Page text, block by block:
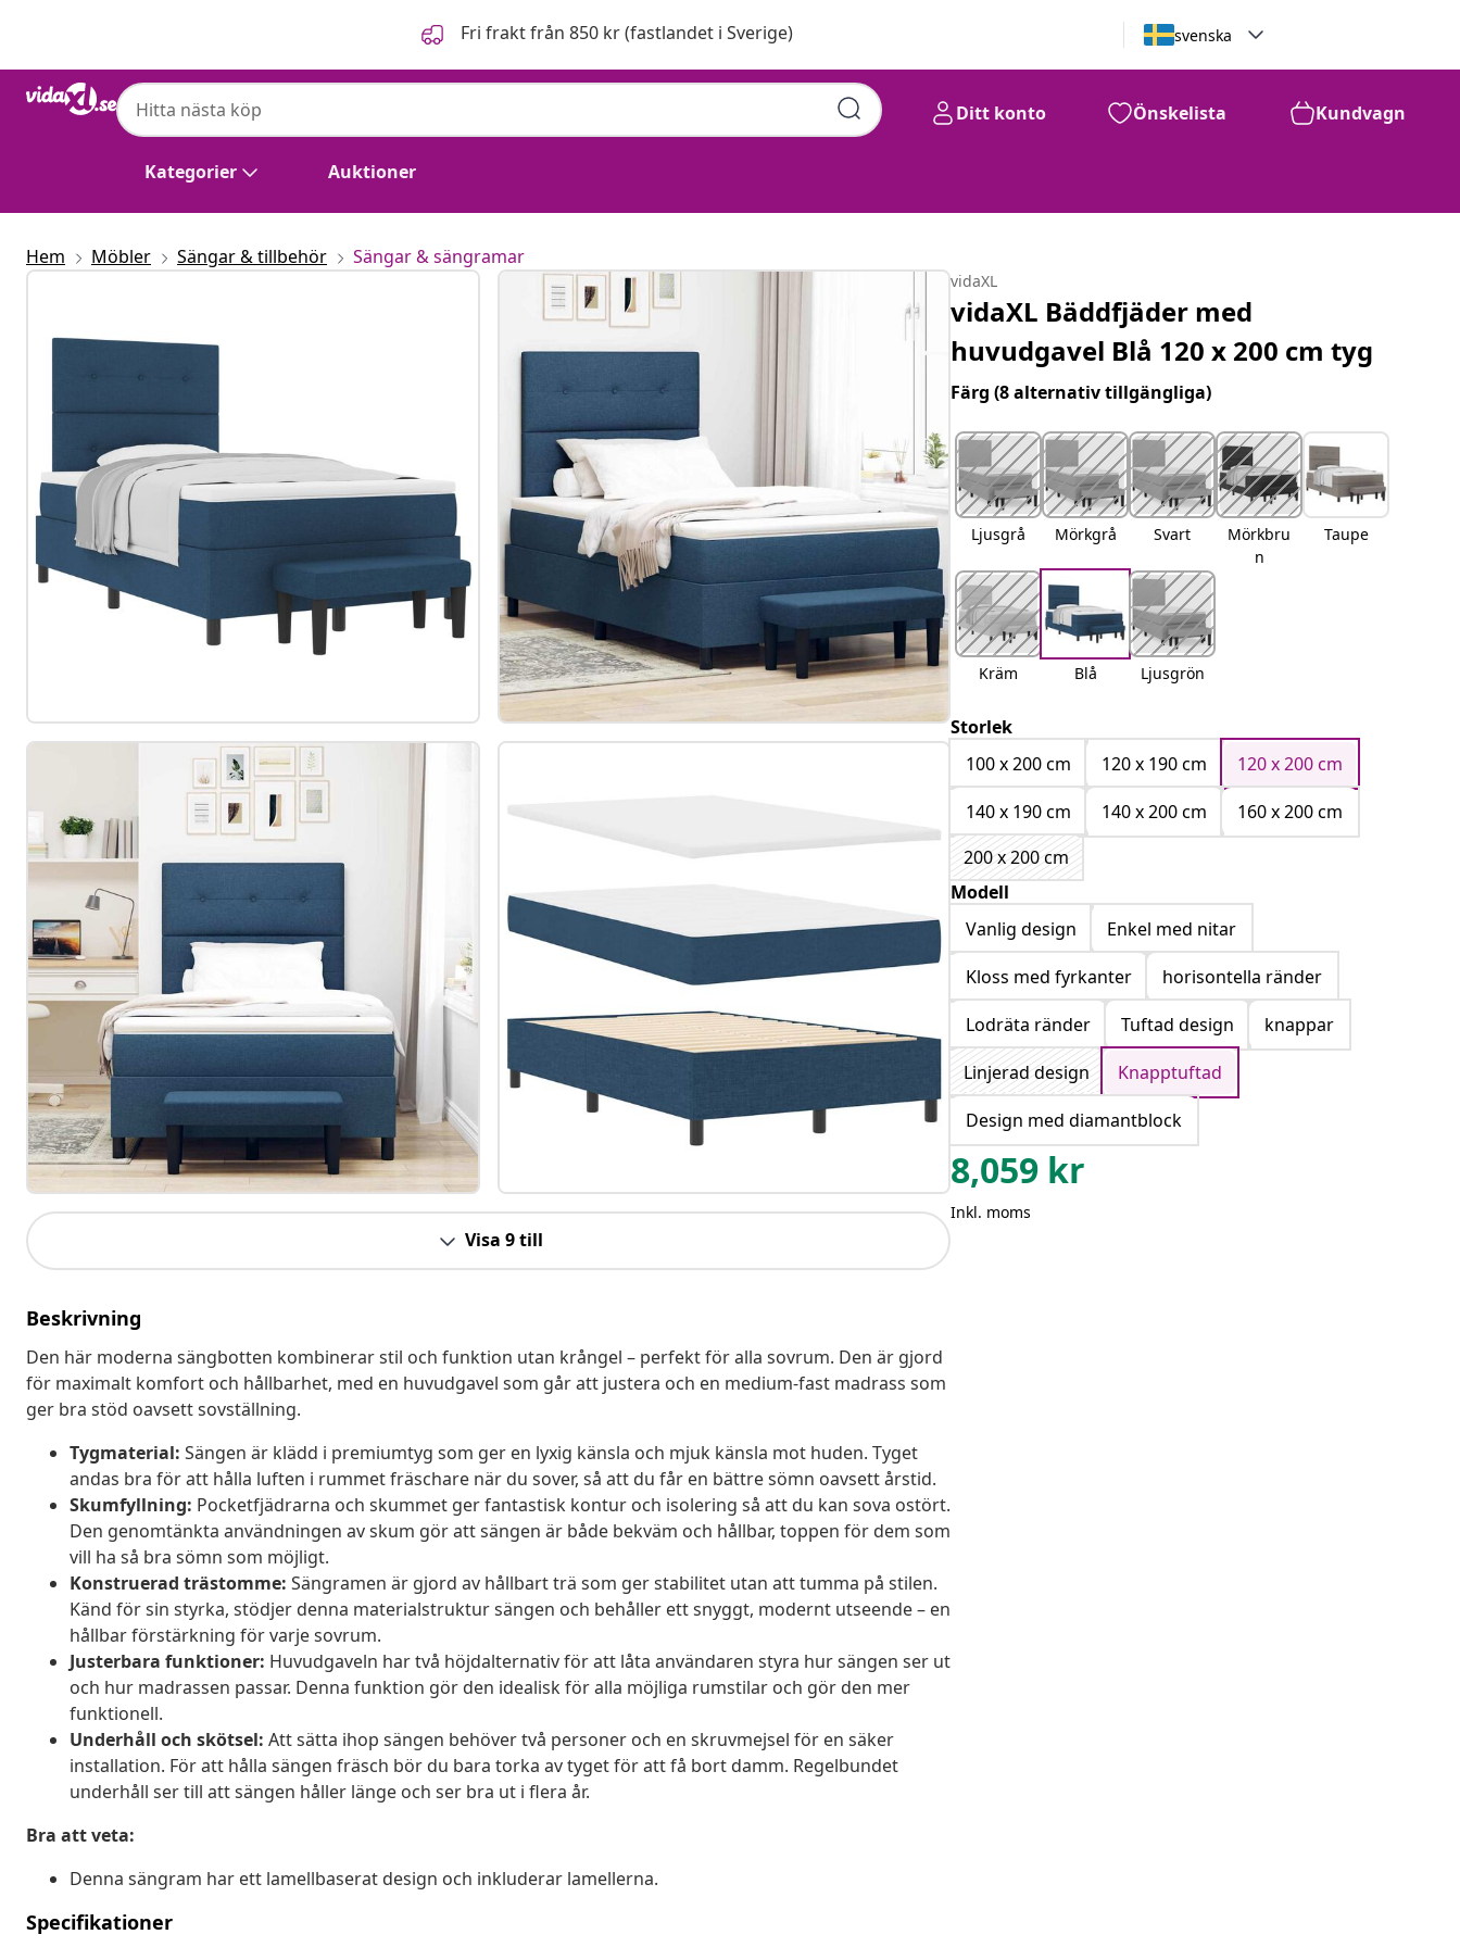
Fri frakt från 850 kr (fastlandet i Sverige) svenska
Kategorier Auktioner
Ditt konto Önskelista Kundvagn
Hem Möbler Sängar & tillbehör Sängar & sängramar
Visa 9 till
Beskrivning
Den här moderna sängbotten kombinerar stil och funktion utan krångel – perfekt för alla sovrum. Den är gjord
för maximalt komfort och hållbarhet, med en huvudgavel som går att justera och en medium-fast madrass som
ger bra stöd oavsett sovställning.
Tygmaterial: Sängen är klädd i premiumtyg som ger en lyxig känsla och mjuk känsla mot huden. Tyget
andas bra för att hålla luften i rummet fräschare när du sover, så att du får en bättre sömn oavsett årstid.
Skumfyllning: Pocketfjädrarna och skummet ger fantastisk kontur och isolering så att du kan sova ostört.
Den genomtänkta användningen av skum gör att sängen är både bekväm och hållbar, toppen för dem som
vill ha så bra sömn som möjligt.
Konstruerad trästomme: Sängramen är gjord av hållbart trä som ger stabilitet utan att tumma på stilen.
Känd för sin styrka, stödjer denna materialstruktur sängen och behåller ett snyggt, modernt utseende – en
hållbar förstärkning för varje sovrum.
Justerbara funktioner: Huvudgaveln har två höjdalternativ för att låta användaren styra hur sängen ser ut
och hur madrassen passar. Denna funktion gör den idealisk för alla möjliga rumstilar och gör den mer
funktionell.
Underhåll och skötsel: Att sätta ihop sängen behöver två personer och en skruvmejsel för en säker
installation. För att hålla sängen fräsch bör du bara torka av tyget för att få bort damm. Regelbundet
underhåll ser till att sängen håller länge och ser bra ut i flera år.
Bra att veta:
Denna sängram har ett lamellbaserat design och inkluderar lamellerna.
Specifikationer
vidaXL
vidaXL Bäddfjäder med
huvudgavel Blå 120 x 200 cm tyg
Färg(8 alternativ tillgängliga)
Ljusgrå Mörkgrå Svart
Mörkbru
n
Taupe
Kräm Blå Ljusgrön
Storlek
100 x 200 cm
120 x 190 cm
120 x 200 cm
140 x 190 cm
140 x 200 cm
160 x 200 cm
200 x 200 cm
Modell
Vanlig design
Enkel med nitar
Kloss med fyrkanter
horisontella ränder
Lodräta ränder
Tuftad design
knappar
Linjerad design
Knapptuftad
Design med diamantblock
8,059 kr
Inkl. moms